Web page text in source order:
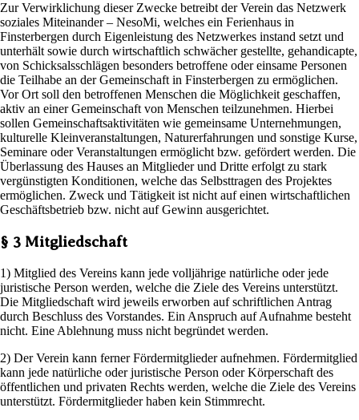
Zur Verwirklichung dieser Zwecke betreibt der Verein das Netzwerk
soziales Miteinander – NesoMi, welches ein Ferienhaus in
Finsterbergen durch Eigenleistung des Netzwerkes instand setzt und
unterhält sowie durch wirtschaftlich schwächer gestellte, gehandicapte,
von Schicksalsschlägen besonders betroffene oder einsame Personen
die Teilhabe an der Gemeinschaft in Finsterbergen zu ermöglichen.
Vor Ort soll den betroffenen Menschen die Möglichkeit geschaffen,
aktiv an einer Gemeinschaft von Menschen teilzunehmen. Hierbei
sollen Gemeinschaftsaktivitäten wie gemeinsame Unternehmungen,
kulturelle Kleinveranstaltungen, Naturerfahrungen und sonstige Kurse,
Seminare oder Veranstaltungen ermöglicht bzw. gefördert werden. Die
Überlassung des Hauses an Mitglieder und Dritte erfolgt zu stark
vergünstigten Konditionen, welche das Selbsttragen des Projektes
ermöglichen. Zweck und Tätigkeit ist nicht auf einen wirtschaftlichen
Geschäftsbetrieb bzw. nicht auf Gewinn ausgerichtet.
§ 3 Mitgliedschaft
1) Mitglied des Vereins kann jede volljährige natürliche oder jede
juristische Person werden, welche die Ziele des Vereins unterstützt.
Die Mitgliedschaft wird jeweils erworben auf schriftlichen Antrag
durch Beschluss des Vorstandes. Ein Anspruch auf Aufnahme besteht
nicht. Eine Ablehnung muss nicht begründet werden.
2) Der Verein kann ferner Fördermitglieder aufnehmen. Fördermitglied
kann jede natürliche oder juristische Person oder Körperschaft des
öffentlichen und privaten Rechts werden, welche die Ziele des Vereins
unterstützt. Fördermitglieder haben kein Stimmrecht.